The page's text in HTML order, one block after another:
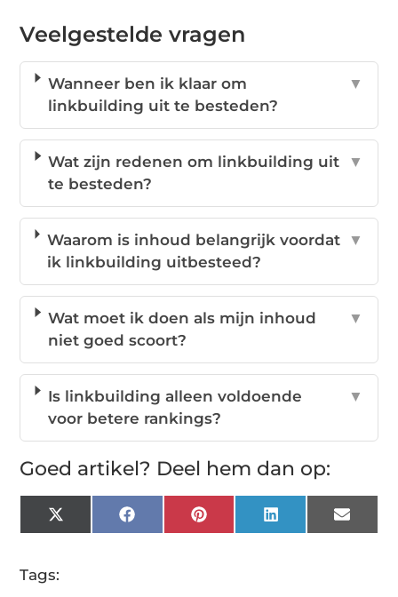
Veelgestelde vragen
Wanneer ben ik klaar om
linkbuilding uit te besteden?
▼
Wat zijn redenen om linkbuilding uit
te besteden?
▼
Waarom is inhoud belangrijk voordat
ik linkbuilding uitbesteed?
▼
Wat moet ik doen als mijn inhoud
niet goed scoort?
▼
Is linkbuilding alleen voldoende
voor betere rankings?
▼
Goed artikel? Deel hem dan op:
X
(Twitter)
FacebookPinterestLinkedInEmail
Tags: